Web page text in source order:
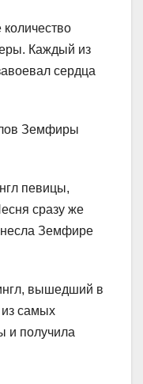
Каждый из
сердца
Земфиры
певицы,
сразу же
Земфире
вышедший в
из самых
и получила